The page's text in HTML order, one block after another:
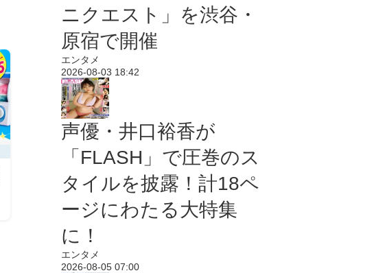
ニクエスト」を渋谷・
原宿で開催
エンタメ
2026-08-03 18:42
声優・井口裕香が
「FLASH」で圧巻のス
タイルを披露！計18ペ
ージにわたる大特集
に！
エンタメ
2026-08-05 07:00